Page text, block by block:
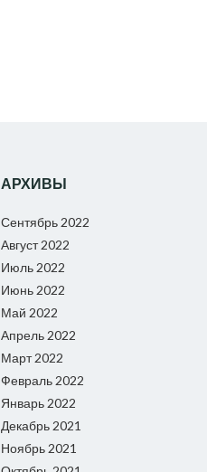
АРХИВЫ
Сентябрь 2022
Август 2022
Июль 2022
Июнь 2022
Май 2022
Апрель 2022
Март 2022
Февраль 2022
Январь 2022
Декабрь 2021
Ноябрь 2021